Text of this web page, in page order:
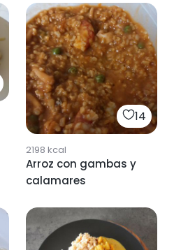
14
2198 kcal
Arroz con gambas y
calamares